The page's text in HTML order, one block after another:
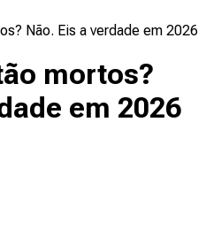
Não. Eis a verdade em 2026
mortos?
em 2026